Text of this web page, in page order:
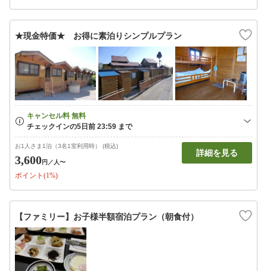
★現金特価★ お得に素泊りシンプルプラン
お1人さま1泊（3名1室利用時） (税込)
3,600円 ／人〜
ポイント(1%)
詳細を見る
【ファミリー】お子様半額宿泊プラン（朝食付）